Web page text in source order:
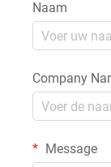
Naam
Company
Message